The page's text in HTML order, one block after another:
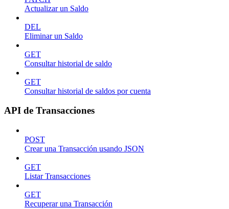
Actualizar un Saldo
DEL
Eliminar un Saldo
GET
Consultar historial de saldo
GET
Consultar historial de saldos por cuenta
API de Transacciones
POST
Crear una Transacción usando JSON
GET
Listar Transacciones
GET
Recuperar una Transacción